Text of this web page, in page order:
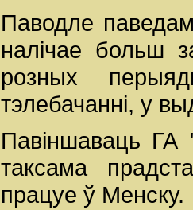
Паводле
налічае больш
розных
тэлебачанні, у
Павіншаваць
таксама
працуе ў Менску.